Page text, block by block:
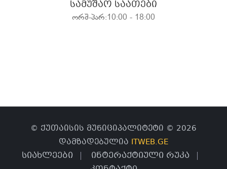
ᲡᲐᲛᲣᲨᲐᲝ ᲡᲐᲐᲗᲔᲑᲘ
ორშ-პარ:10:00 - 18:00
© ქუთაისის მუნიციპალიტეტი © 2026
დამზადებულია ITWEB.GE
სიახლეები
ინტერაქტიული რუკა